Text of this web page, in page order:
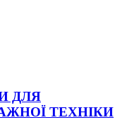
ДЛЯ
ТЕХНІКИ